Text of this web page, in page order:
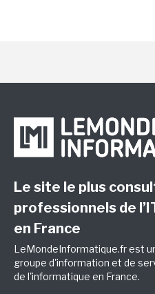
Le site le plus
professionnels de
en France
LeMondeInformatique.fr est
groupe d'information et de
de l'informatique en France.